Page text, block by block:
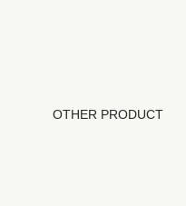
OTHER PRODUCT